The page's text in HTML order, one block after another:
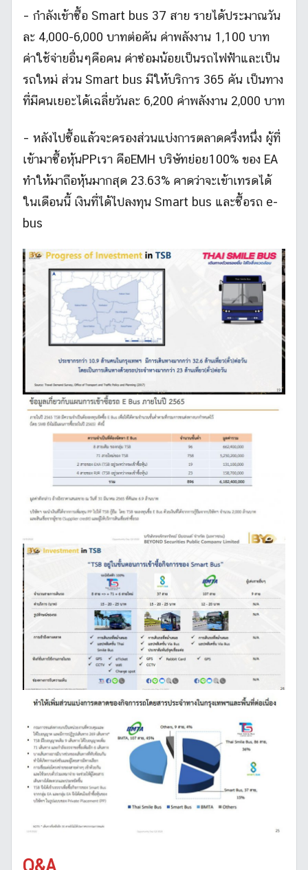
– กำลังเข้าซื้อ Smart bus 37 สาย รายได้ประมาณวัน
ละ 4,000-6,000 บาทต่อคัน ค่าพลังงาน 1,100 บาท
ค่าใช้จ่ายอื่นๆคือคน ค่าซ่อมน้อยเป็นรถไฟฟ้าและเป็น
รถใหม่ ส่วน Smart bus มีให้บริการ 365 คัน เป็นทาง
ที่มีคนเยอะได้เฉลี่ยวันละ 6,200 ค่าพลังงาน 2,000 บาท
– หลังไปซื้อแล้วจะครองส่วนแบ่งการตลาดครึ่งหนึ่ง ผู้ที่
เข้ามาซื้อหุ้นPPเรา คือEMH บริษัทย่อย100% ของ EA
ทำให้มาถือหุ้นมากสุด 23.63% คาดว่าจะเข้าเทรดได้
ในเดือนนี้ เงินที่ได้ไปลงทุน Smart bus และซื้อรถ e-
bus